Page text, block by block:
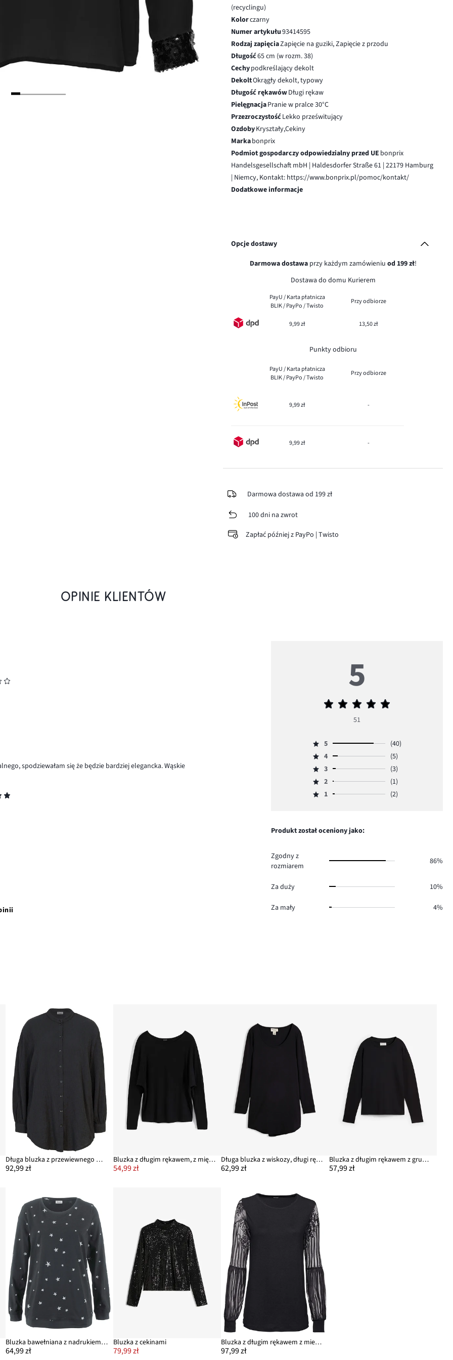
(recyclingu)
Kolorczarny
Numer artykułu93414595
Rodzaj zapięciaZapięcie na guziki, Zapięcie z przodu
Długość65 cm (w rozm. 38)
Cechypodkreślający dekolt
DekoltOkrągły dekolt, typowy
Długość rękawówDługi rękaw
PielęgnacjaPranie w pralce 30°C
PrzezroczystośćLekko prześwitujący
OzdobyKryształy,Cekiny
Markabonprix
Podmiot gospodarczy odpowiedzialny przed UE bonprix
Handelsgesellschaft mbH | Haldesdorfer Straße 61 | 22179 Hamburg
| Niemcy, Kontakt: https://www.bonprix.pl/pomoc/kontakt/
Dodatkowe informacje
Opcje dostawy
Darmowa dostawaprzy każdym zamówieniu od 199 zł!
Dostawa do domu Kurierem
PayU / Karta płatnicza
BLIK / PayPo / Twisto
Przy odbiorze
9,99 zł 13,50 zł
Punkty odbioru
PayU / Karta płatnicza
BLIK / PayPo / Twisto
Przy odbiorze
9,99 zł -
9,99 zł -
Darmowa dostawa od 199 zł
100 dni na zwrot
Zapłać później z PayPo | Twisto
OPINIE KLIENTÓW
spodziewałam się że będzie bardziej elegancka. Wąskie
5
Średnia
5
51
Ocena
5,
ilość
głosów
5
(40)
Ocena
4,
ilość
głosów
4
(5)
Ocena
3,
ilość
3
(3)
Ocena
2,
1.
2
(1)
Ocena
głosów
1 (2)
Produkt został oceniony jako:
Zgodny z
rozmiarem
86%
Za duży 10%
Za mały 4%
Długa bluzka z przewiewnego muślinu, z czystej bawełny
92,99 zł
Bluzka z długim rękawem, z miękkiej mieszanki wiskozy
54,99 zł
Długa bluzka z wiskozy, długi rękaw
62,99 zł
Bluzka z długim rękawem z grubej bawełny organicznej
57,99 zł
Bluzka bawełniana z nadrukiem, długi rękaw
64,99 zł
Bluzka z cekinami
79,99 zł
Bluzka z długim rękawem z mieszanki wiskozy
97,99 zł